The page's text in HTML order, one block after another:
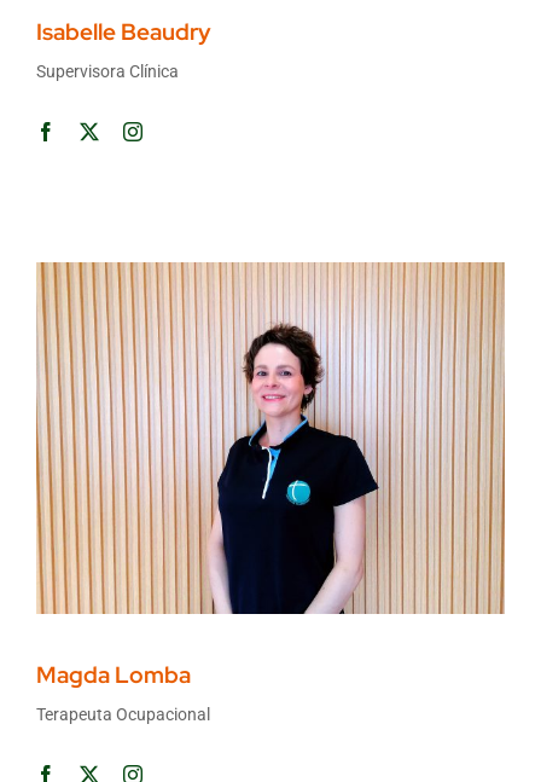
Isabelle Beaudry
Supervisora Clínica
Magda Lomba
Terapeuta Ocupacional